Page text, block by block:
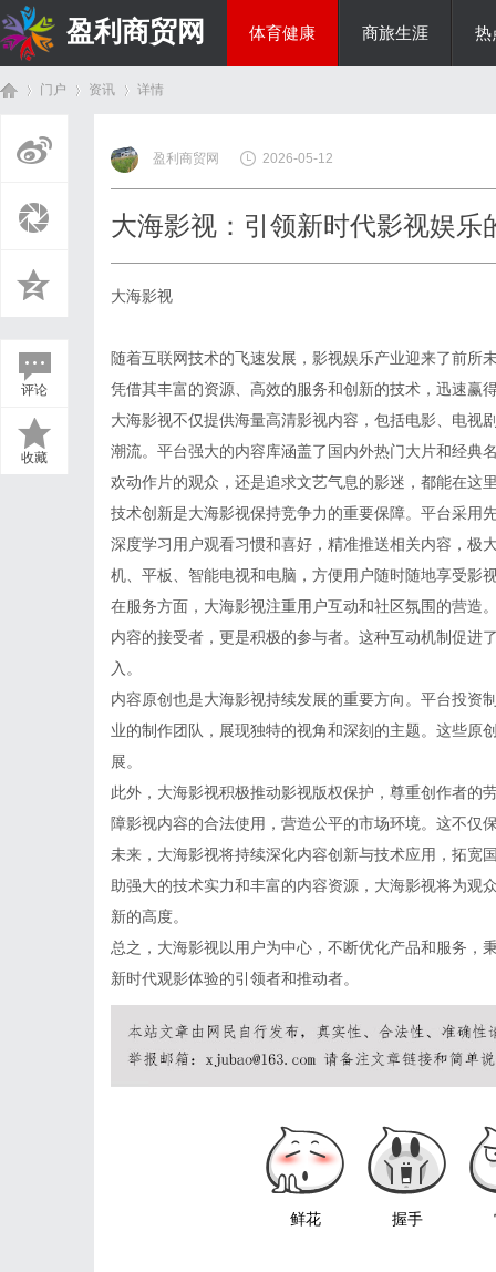
盈利商贸网 体育健康 商旅生涯 热
门户 资讯
›
详情
评论
收藏
盈利商贸网 2026-05-12
大海影视：引领新时代影视娱乐
大海影视
随着互联网技术的飞速发展，影视娱乐产业迎来了前所
凭借其丰富的资源、高效的服务和创新的技术，迅速赢
大海影视不仅提供海量高清影视内容，包括电影、电视
潮流。平台强大的内容库涵盖了国内外热门大片和经典
欢动作片的观众，还是追求文艺气息的影迷，都能在这
技术创新是大海影视保持竞争力的重要保障。平台采用
深度学习用户观看习惯和喜好，精准推送相关内容，极
机、平板、智能电视和电脑，方便用户随时随地享受影
在服务方面，大海影视注重用户互动和社区氛围的营造
内容的接受者，更是积极的参与者。这种互动机制促进
入。
内容原创也是大海影视持续发展的重要方向。平台投资
业的制作团队，展现独特的视角和深刻的主题。这些原
展。
此外，大海影视积极推动影视版权保护，尊重创作者的
障影视内容的合法使用，营造公平的市场环境。这不仅
未来，大海影视将持续深化内容创新与技术应用，拓宽
助强大的技术实力和丰富的内容资源，大海影视将为观
新的高度。
总之，大海影视以用户为中心，不断优化产品和服务，
新时代观影体验的引领者和推动者。
鲜花 握手